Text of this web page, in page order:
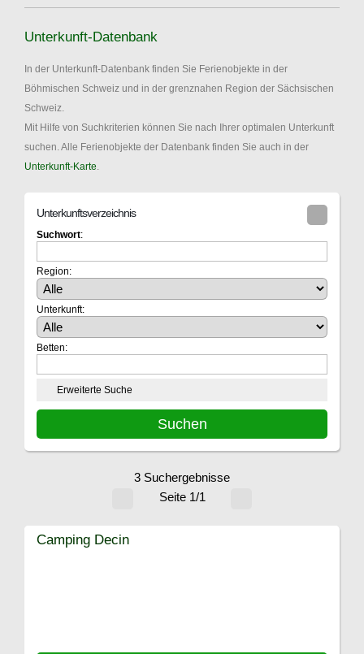
Unterkunft-Datenbank
In der Unterkunft-Datenbank finden Sie Ferienobjekte in der
Böhmischen Schweiz und in der grenznahen Region der Sächsischen
Schweiz.
Mit Hilfe von Suchkriterien können Sie nach Ihrer optimalen Unterkunft
suchen. Alle Ferienobjekte der Datenbank finden Sie auch in der
Unterkunft-Karte
Unterkunftsverzeichnis
Suchwort:
Region:
Unterkunft:
Betten:
Erweiterte Suche
3 Suchergebnisse
Seite 1/1
Camping Decin